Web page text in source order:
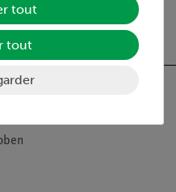
tout
tout